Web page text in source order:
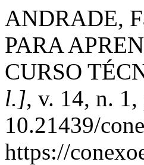
ANDRADE,
PARA
CURSO
l.], v. 14, n.
10.21439/
https://